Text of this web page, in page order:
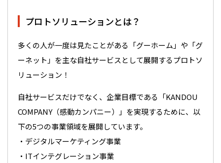
プロトソリューションとは？
多くの人が一度は見たことがある「グーホーム」や「グ
ーネット」を主な自社サービスとして展開するプロトソ
リューション！
自社サービスだけでなく、企業目標である「KANDOU
COMPANY（感動カンパニー）」を実現するために、以
下の5つの事業領域を展開しています。
・デジタルマーケティング事業
・ITインテグレーション事業